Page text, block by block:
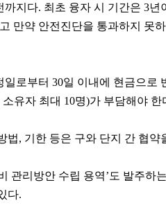
지다. 최초 융자 시 기간은 3
만약 안전진단을 통과하지 못
로부터 30일 이내에 현금으로
유자 최대 10명)가 부담해야 한
법, 기한 등은 구와 단지 간 협약
관리방안 수립 용역’도 발주하
다.